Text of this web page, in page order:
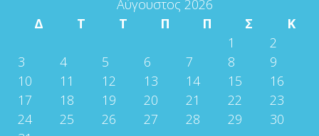
Αύγουστος 2026
Δ
Τ Τ Π Π Σ
Κ
1
2
3
4 5 6 7 8
9
10
11 12 13 14 15
16
17
18 19 20 21 22
23
24
25 26 27 28 29
30